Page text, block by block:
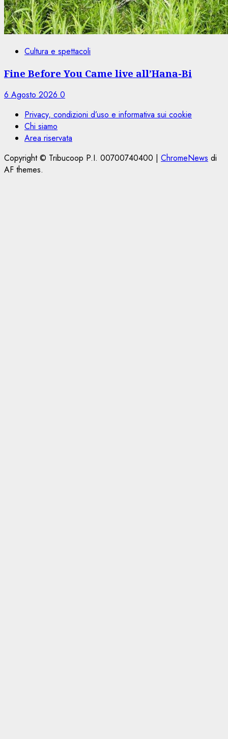
Cultura e spettacoli
Fine Before You Came live all’Hana-Bi
6 Agosto 2026 0
Privacy, condizioni d’uso e informativa sui cookie
Chi siamo
Area riservata
Copyright © Tribucoop P.I. 00700740400 | ChromeNews di
AF themes.